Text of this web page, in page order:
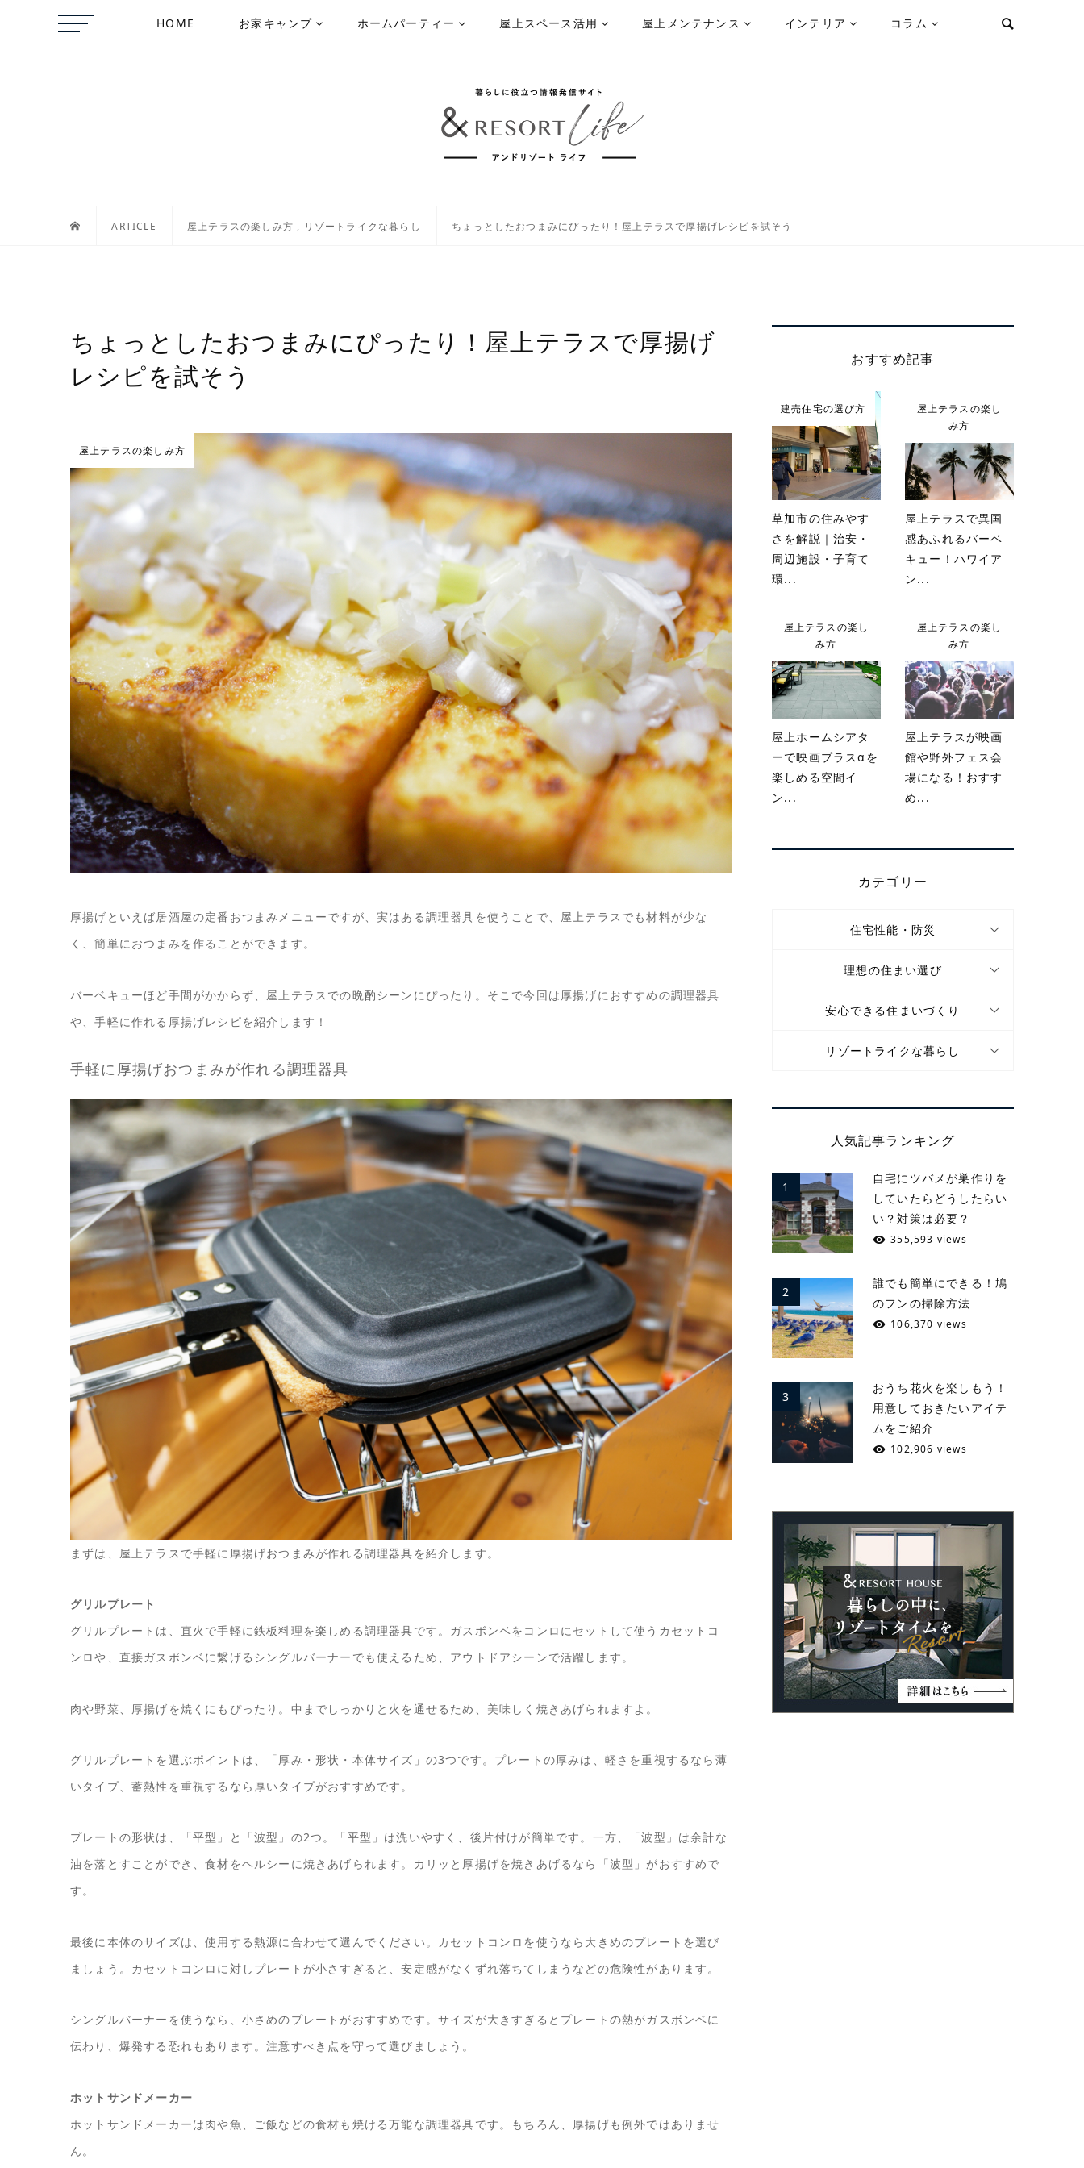
HOME お家キャンプ ホームパーティー 屋上スペース活用 屋上メンテナンス インテリア コラム
ARTICLE 屋上テラスの楽しみ方 , リゾートライクな暮らし ちょっとしたおつまみにぴったり！屋上テラスで厚揚げレシピを試そう
ちょっとしたおつまみにぴったり！屋上テラスで厚揚げ
レシピを試そう
屋上テラスの楽しみ方
厚揚げといえば居酒屋の定番おつまみメニューですが、実はある調理器具を使うことで、屋上テラスでも材料が少な
く、簡単におつまみを作ることができます。
バーベキューほど手間がかからず、屋上テラスでの晩酌シーンにぴったり。そこで今回は厚揚げにおすすめの調理器具
や、手軽に作れる厚揚げレシピを紹介します！
手軽に厚揚げおつまみが作れる調理器具
まずは、屋上テラスで手軽に厚揚げおつまみが作れる調理器具を紹介します。
グリルプレート
グリルプレートは、直火で手軽に鉄板料理を楽しめる調理器具です。ガスボンベをコンロにセットして使うカセットコ
ンロや、直接ガスボンベに繋げるシングルバーナーでも使えるため、アウトドアシーンで活躍します。
肉や野菜、厚揚げを焼くにもぴったり。中までしっかりと火を通せるため、美味しく焼きあげられますよ。
グリルプレートを選ぶポイントは、「厚み・形状・本体サイズ」の3つです。プレートの厚みは、軽さを重視するなら薄
いタイプ、蓄熱性を重視するなら厚いタイプがおすすめです。
プレートの形状は、「平型」と「波型」の2つ。「平型」は洗いやすく、後片付けが簡単です。一方、「波型」は余計な
油を落とすことができ、食材をヘルシーに焼きあげられます。カリッと厚揚げを焼きあげるなら「波型」がおすすめで
す。
最後に本体のサイズは、使用する熱源に合わせて選んでください。カセットコンロを使うなら大きめのプレートを選び
ましょう。カセットコンロに対しプレートが小さすぎると、安定感がなくずれ落ちてしまうなどの危険性があります。
シングルバーナーを使うなら、小さめのプレートがおすすめです。サイズが大きすぎるとプレートの熱がガスボンベに
伝わり、爆発する恐れもあります。注意すべき点を守って選びましょう。
ホットサンドメーカー
ホットサンドメーカーは肉や魚、ご飯などの食材も焼ける万能な調理器具です。もちろん、厚揚げも例外ではありませ
ん。
おすすめ記事
建売住宅の選び方
草加市の住みやす
さを解説｜治安・
周辺施設・子育て
環...
屋上テラスの楽し
み方
屋上テラスで異国
感あふれるバーベ
キュー！ハワイア
ン...
屋上テラスの楽し
み方
屋上ホームシアタ
ーで映画プラスαを
楽しめる空間イ
ン...
屋上テラスの楽し
み方
屋上テラスが映画
館や野外フェス会
場になる！おすす
め...
カテゴリー
住宅性能・防災
理想の住まい選び
安心できる住まいづくり
リゾートライクな暮らし
人気記事ランキング
1
自宅にツバメが巣作りを
していたらどうしたらい
い？対策は必要？
355,593 views
2
誰でも簡単にできる！鳩
のフンの掃除方法
106,370 views
3
おうち花火を楽しもう！
用意しておきたいアイテ
ムをご紹介
102,906 views